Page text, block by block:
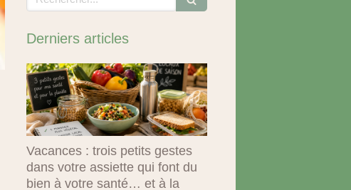
Derniers articles
Vacances : trois petits gestes
dans votre assiette qui font du
bien à votre santé… et à la